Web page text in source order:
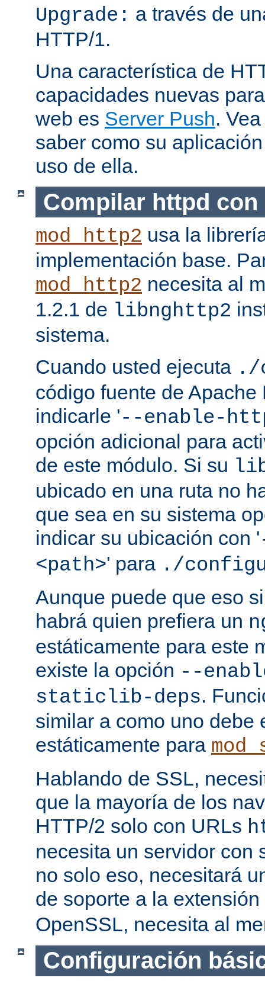
Upgrade: a través de
HTTP/1.
Una característica de
capacidades nuevas
web es Server Push.
saber como su
uso de ella.
Compilar httpd con
mod_http2 usa la
implementación base.
mod_http2 necesita al
1.2.1 de libnghttp2
sistema.
Cuando usted ejecuta ./
código fuente de
indicarle '--enable-
opción adicional para
de este módulo. Si su
ubicado en una ruta no
que sea en su sistema
indicar su ubicación con '
<path>' para ./
Aunque puede que eso
habrá quien prefiera un
estáticamente para este
existe la opción --
staticlib-deps.
similar a como uno debe
estáticamente para
Hablando de SSL,
que la mayoría de los
HTTP/2 solo con URLs
necesita un servidor con
no solo eso, necesitará
de soporte a la extensión
OpenSSL, necesita al
Configuración